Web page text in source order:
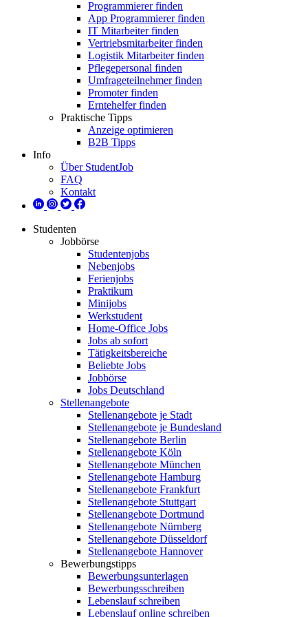
Programmierer finden
App Programmierer finden
IT Mitarbeiter finden
Vertriebsmitarbeiter finden
Logistik Mitarbeiter finden
Pflegepersonal finden
Umfrageteilnehmer finden
Promoter finden
Erntehelfer finden
Praktische Tipps
Anzeige optimieren
B2B Tipps
Info
Über StudentJob
FAQ
Kontakt
Studenten
Jobbörse
Studentenjobs
Nebenjobs
Ferienjobs
Praktikum
Minijobs
Werkstudent
Home-Office Jobs
Jobs ab sofort
Tätigkeitsbereiche
Beliebte Jobs
Jobbörse
Jobs Deutschland
Stellenangebote
Stellenangebote je Stadt
Stellenangebote je Bundesland
Stellenangebote Berlin
Stellenangebote Köln
Stellenangebote München
Stellenangebote Hamburg
Stellenangebote Frankfurt
Stellenangebote Stuttgart
Stellenangebote Dortmund
Stellenangebote Nürnberg
Stellenangebote Düsseldorf
Stellenangebote Hannover
Bewerbungstipps
Bewerbungsunterlagen
Bewerbungsschreiben
Lebenslauf schreiben
Lebenslauf online schreiben